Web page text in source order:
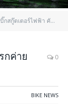
ร์ไฟฟ้า คันแรกค่ายมังกร จ่อขายเร็วกว่าที่คิด
กค่าย
0
BIKE NEWS